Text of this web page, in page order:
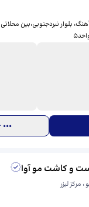
شهر تهران، آهنگ، بلوار نبردجنوبی،بین
و کاشت مو آوا
مرکز لیزر